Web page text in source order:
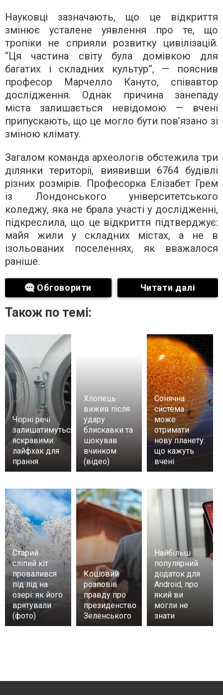
Науковці зазначають, що це відкриття
змінює усталене уявлення про те, що
тропіки не сприяли розвитку цивілізацій.
“Ця частина світу була домівкою для
багатих і складних культур”, — пояснив
професор Марчелло Кануто, співавтор
дослідження. Однак причина занепаду
міста залишається невідомою — вчені
припускають, що це могло бути пов’язано зі
зміною клімату.
Загалом команда археологів обстежила три
ділянки території, виявивши 6764 будівлі
різних розмірів. Професорка Елізабет Грем
із Лондонського університетського
коледжу, яка не брала участі у дослідженні,
підкреслила, що це відкриття підтверджує:
майя жили у складних містах, а не в
ізольованих поселеннях, як вважалося
раніше.
Обговорити Читати далі
Також по темі:
Чорні речі
залишатимуться
яскравими:
лайфхак для
прання
Хлопець
вижив після
удару
блискавки та
шокував
вчинком
(відео)
Сонячна
система
може
отримати
нову планету:
що кажуть
вчені
Старий
сліпий кіт
провалився
під лід на
озері: як його
врятували
(фото)
Кошовий
розповів
правду про
президенство
Зеленського
Найбільш
популярний
додаток для
Android, про
який ви
могли не
знати